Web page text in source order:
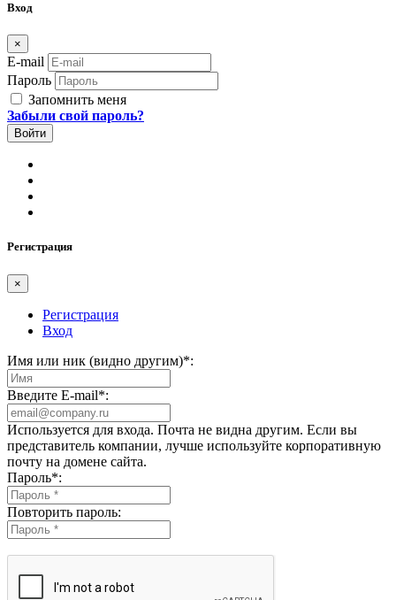
Вход
×
E-mail
Пароль
Запомнить меня
Забыли свой пароль?
Регистрация
×
Регистрация
Вход
Имя или ник (видно другим)*:
Введите E-mail*:
Используется для входа. Почта не видна другим. Если вы
представитель компании, лучше используйте корпоративную
почту на домене сайта.
Пароль*:
Повторить пароль: